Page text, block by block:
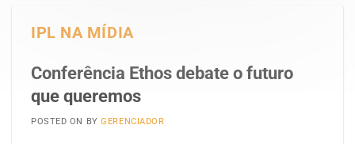
IPL NA MÍDIA
Conferência Ethos debate o futuro
que queremos
POSTED ON BYGERENCIADOR